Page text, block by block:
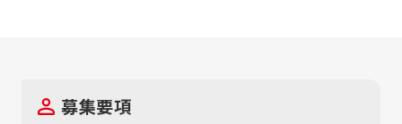
募集要項